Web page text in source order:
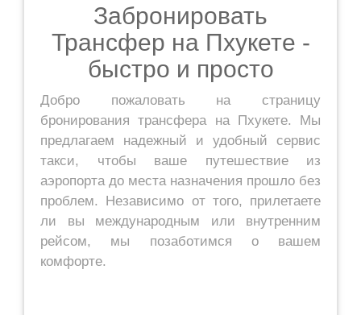
Забронировать
Трансфер на Пхукете -
быстро и просто
Добро пожаловать на страницу
бронирования трансфера на Пхукете. Мы
предлагаем надежный и удобный сервис
такси, чтобы ваше путешествие из
аэропорта до места назначения прошло без
проблем. Независимо от того, прилетаете
ли вы международным или внутренним
рейсом, мы позаботимся о вашем
комфорте.